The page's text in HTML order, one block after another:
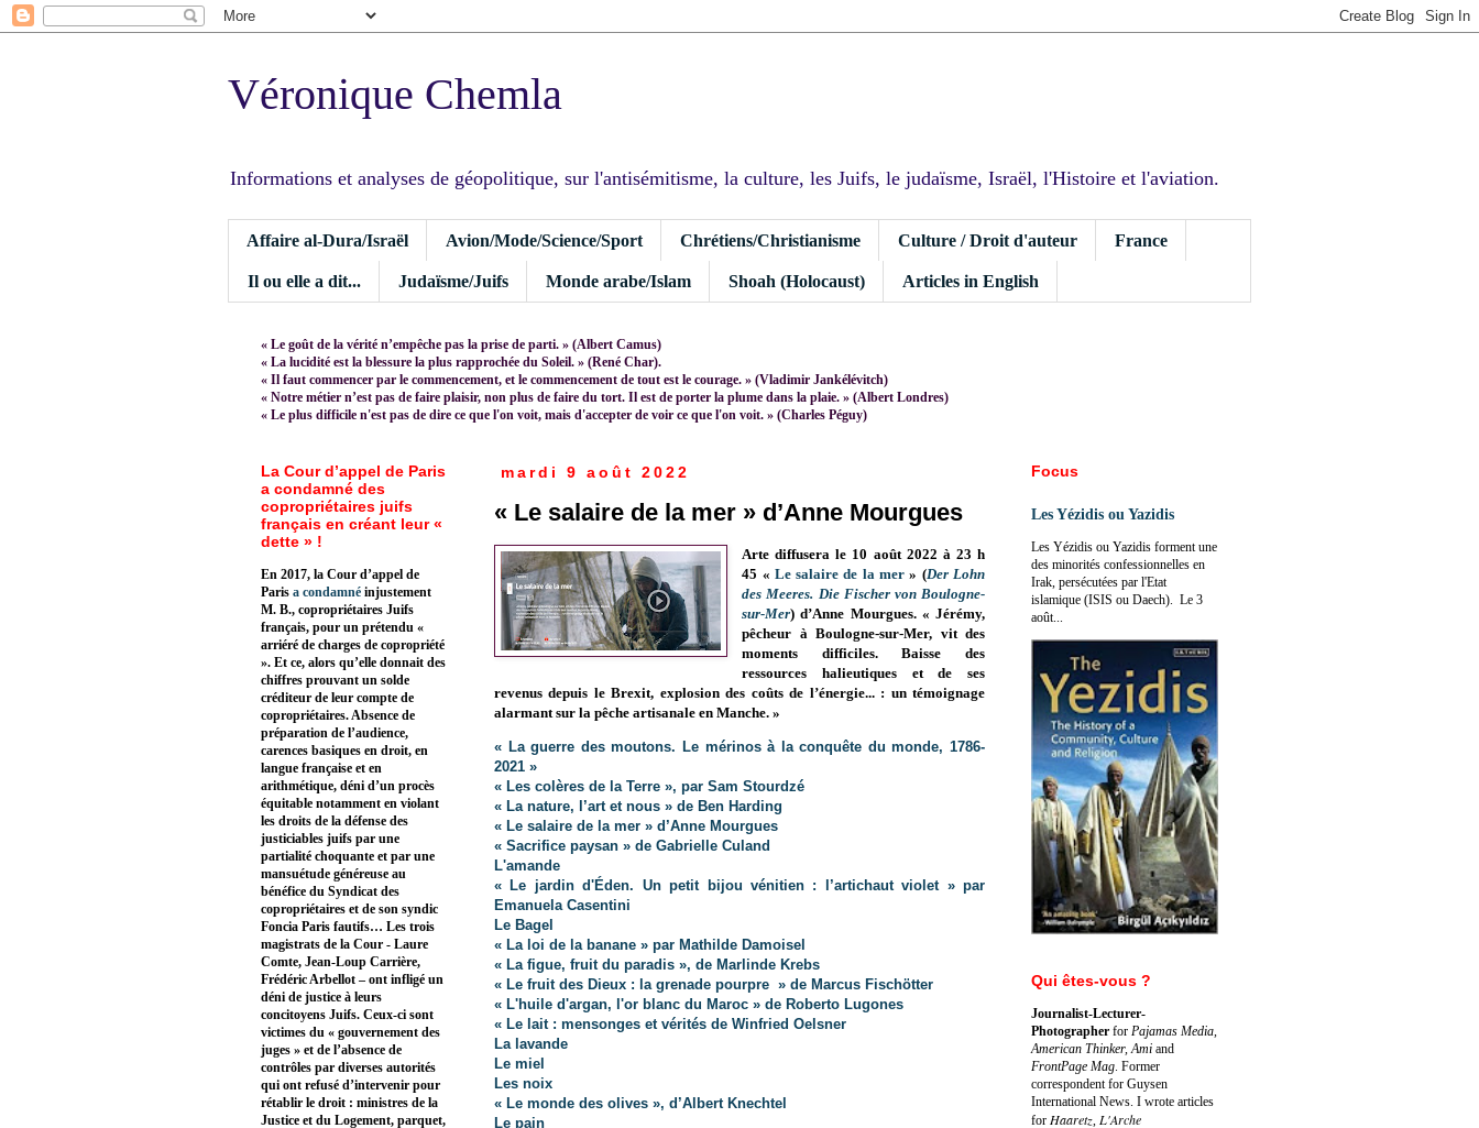
Véronique Chemla
Informations et analyses de géopolitique, sur l'antisémitisme, la culture, les Juifs, le judaïsme, Israël, l'Histoire et l'aviation.
Affaire al-Dura/Israël Avion/Mode/Science/Sport Chrétiens/Christianisme Culture / Droit d'auteur France
Il ou elle a dit... Judaïsme/Juifs Monde arabe/Islam Shoah (Holocaust) Articles in English
« Le goût de la vérité n’empêche pas la prise de parti. » (Albert Camus)
« La lucidité est la blessure la plus rapprochée du Soleil. » (René Char).
« Il faut commencer par le commencement, et le commencement de tout est le courage. » (Vladimir Jankélévitch)
« Notre métier n’est pas de faire plaisir, non plus de faire du tort. Il est de porter la plume dans la plaie. » (Albert Londres)
« Le plus difficile n'est pas de dire ce que l'on voit, mais d'accepter de voir ce que l'on voit. » (Charles Péguy)
mardi 9 août 2022
« Le salaire de la mer » d’Anne Mourgues
Arte diffusera le 10 août 2022 à 23 h
45 « Le salaire de la mer » (Der Lohn
des Meeres. Die Fischer von Boulogne-
sur-Mer) d’Anne Mourgues. « Jérémy,
pêcheur à Boulogne-sur-Mer, vit des
moments difficiles. Baisse des
ressources halieutiques et de ses
revenus depuis le Brexit, explosion des coûts de l’énergie... : un témoignage
alarmant sur la pêche artisanale en Manche. »
« La guerre des moutons. Le mérinos à la conquête du monde, 1786-
2021 »
« Les colères de la Terre », par Sam Stourdzé
« La nature, l’art et nous » de Ben Harding
« Le salaire de la mer » d’Anne Mourgues
« Sacrifice paysan » de Gabrielle Culand
L'amande
« Le jardin d'Éden. Un petit bijou vénitien : l’artichaut violet » par
Emanuela Casentini
Le Bagel
« La loi de la banane » par Mathilde Damoisel
« La figue, fruit du paradis », de Marlinde Krebs
« Le fruit des Dieux : la grenade pourpre » de Marcus Fischötter
« L'huile d'argan, l'or blanc du Maroc » de Roberto Lugones
« Le lait : mensonges et vérités de Winfried Oelsner
La lavande
Le miel
Les noix
« Le monde des olives », d’Albert Knechtel
Le pain
La Cour d’appel de Paris
a condamné des
copropriétaires juifs
français en créant leur «
dette » !
En 2017, la Cour d’appel de
Paris a condamné injustement
M. B., copropriétaires Juifs
français, pour un prétendu «
arriéré de charges de copropriété
». Et ce, alors qu’elle donnait des
chiffres prouvant un solde
créditeur de leur compte de
copropriétaires. Absence de
préparation de l’audience,
carences basiques en droit, en
langue française et en
arithmétique, déni d’un procès
équitable notamment en violant
les droits de la défense des
justiciables juifs par une
partialité choquante et par une
mansuétude généreuse au
bénéfice du Syndicat des
copropriétaires et de son syndic
Foncia Paris fautifs… Les trois
magistrats de la Cour - Laure
Comte, Jean-Loup Carrière,
Frédéric Arbellot – ont infligé un
déni de justice à leurs
concitoyens Juifs. Ceux-ci sont
victimes du « gouvernement des
juges » et de l’absence de
contrôles par diverses autorités
qui ont refusé d’intervenir pour
rétablir le droit : ministres de la
Justice et du Logement, parquet,
Focus
Les Yézidis ou Yazidis
Les Yézidis ou Yazidis forment une
des minorités confessionnelles en
Irak, persécutées par l'Etat
islamique (ISIS ou Daech). Le 3
août...
Qui êtes-vous ?
Journalist-Lecturer-
Photographer for Pajamas Media,
American Thinker, Ami and
FrontPage Mag. Former
correspondent for Guysen
International News. I wrote articles
for Haaretz, L'Arche